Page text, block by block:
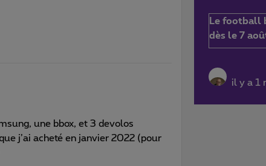
une bbox, et 3 devolos
j’ai acheté en janvier 2022 (pour
Le football
dès le 7
il y a 1